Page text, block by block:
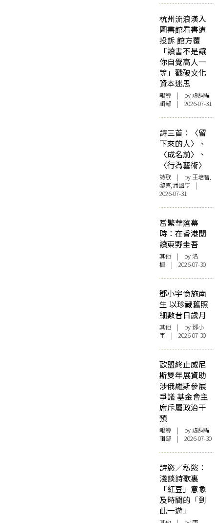
杭州流浪漢入
圖書館看書遭
投訴 館方覆
「讀書不是讓
你自覺高人一
等」戳破文化
資本迷思
報導 | by 虛詞編
輯部 | 2026-07-31
詩三首：〈留
下來的人〉、
〈成名前〉、
〈行為藝術〉
詩歌 | by 王培智,
黎喜,潘國亨 |
2026-07-31
當繁華落幕
時：在香港閱
讀東野圭吾
其他 | by洛
楓 | 2026-07-30
鄧小宇憶施南
生 以珍藏舊照
細數昔日歲月
其他 | by 鄧小
宇 | 2026-07-30
歐盟終止威尼
斯雙年展資助
涉俄羅斯參展
爭議 基金會主
席斥屬政治干
預
報導 | by 虛詞編
輯部 | 2026-07-30
詩慾／私慾：
淺談詩歌裏
「紅豆」意象
及時間的「到
此一遊」